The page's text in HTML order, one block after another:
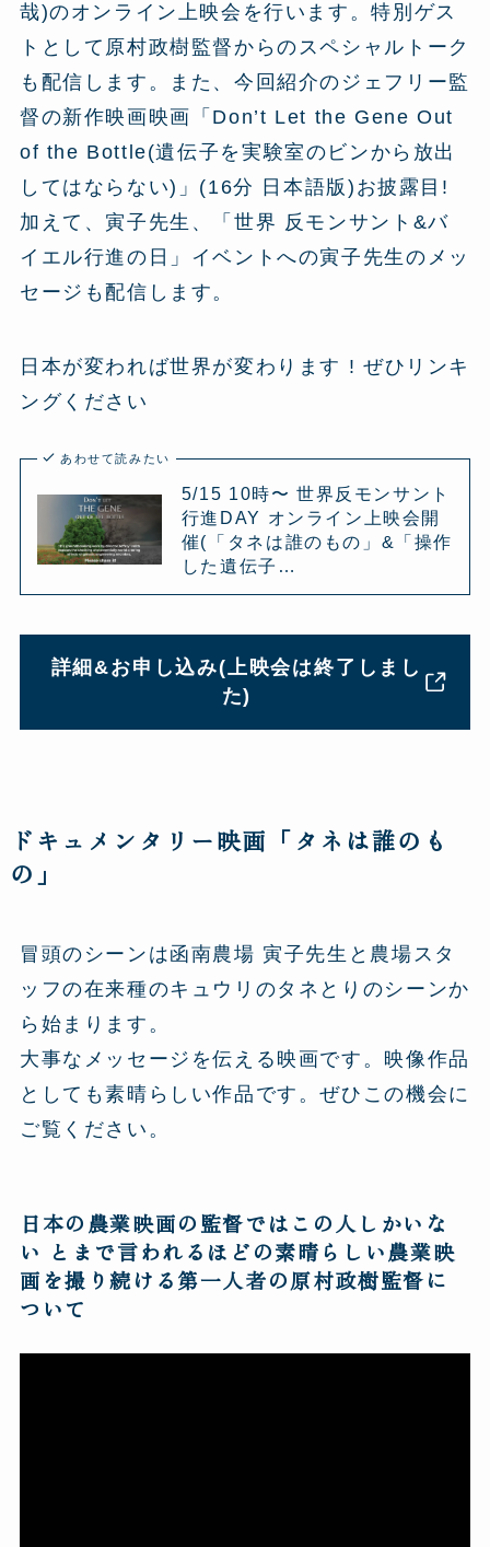
哉)のオンライン上映会を行います。特別ゲス
トとして原村政樹監督からのスペシャルトーク
も配信します。また、今回紹介のジェフリー監
督の新作映画映画「Don’t Let the Gene Out
of the Bottle(遺伝子を実験室のビンから放出
してはならない)」(16分 日本語版)お披露目!
加えて、寅子先生、「世界 反モンサント&バ
イエル行進の日」イベントへの寅子先生のメッ
セージも配信します。
日本が変われば世界が変わります ! ぜひリンキ
ングください
あわせて読みたい
5/15 10時〜 世界反モンサント
行進DAY オンライン上映会開
催(「タネは誰のもの」&「操作
した遺伝子…
詳細&お申し込み(上映会は終了しまし
た)
ドキュメンタリー映画「タネは誰のも
の」
冒頭のシーンは函南農場 寅子先生と農場スタ
ッフの在来種のキュウリのタネとりのシーンか
ら始まります。
大事なメッセージを伝える映画です。映像作品
としても素晴らしい作品です。ぜひこの機会に
ご覧ください。
日本の農業映画の監督ではこの人しかいな
い とまで言われるほどの素晴らしい農業映
画を撮り続ける第一人者の原村政樹監督に
ついて